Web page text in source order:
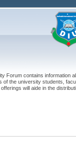
Forum contains information
of the university students,
will aide in the